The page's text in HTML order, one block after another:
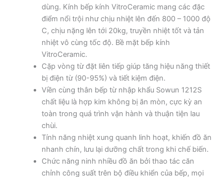
dùng. Kính bếp kính VitroCeramic mang các đặc
điểm nổi trội như chịu nhiệt lên đến 800 – 1000 độ
C, chịu nặng lên tới 20kg, truyền nhiệt tốt và tản
nhiệt vô cùng tốc độ. Bề mặt bếp kính
VitroCeramic.
Cặp vòng từ đặt liên tiếp giúp tăng hiệu năng thiết
bị điện từ (90-95%) và tiết kiệm điện.
Viền cùng thân bếp từ nhập khẩu Sowun 1212S
chất liệu là hợp kim không bị ăn mòn, cực kỳ an
toàn trong quá trình vận hành và thuận tiện lau
chùi.
Tính năng nhiệt xung quanh linh hoạt, khiến đồ ăn
nhanh chín, lưu lại dưỡng chất trong khi chế biến.
Chức năng ninh nhiều đồ ăn bởi thao tác căn
chỉnh công suất trên bộ điều khiển của bếp, mọi